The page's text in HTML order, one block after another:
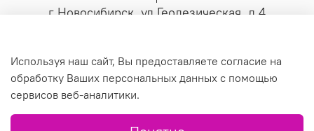
г Новосибирск, ул Геодезическая, д 4
© 2019 Любое использование контента без письменного
Используя наш сайт, Вы предоставляете согласие на
обработку Ваших персональных данных с помощью
сервисов веб-аналитики.